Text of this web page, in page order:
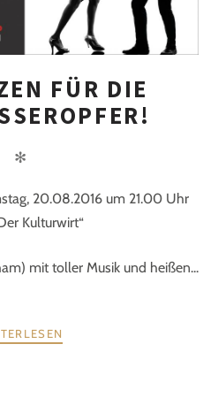
FÜR DIE
✻
20.08.2016 um 21.00 Uhr
Kulturwirt“
mit toller Musik und heißen...